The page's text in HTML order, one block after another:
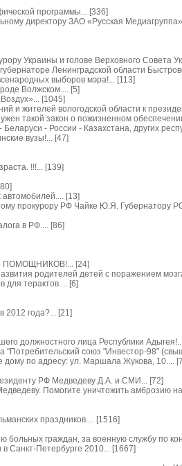
программы... [336]
директору ЗАО «Русская
Украины и голове Верховного Совета
Ленинградской области
выборов мэра!... [113]
Волжском.... [5]
[1045]
и жителей вологодской области к
такой закон о пожизненном
- России - Казахстана, других
вузы!... [47]
!!!... [139]
автомобилей.... [13]
прокурору РФ Чайке Ю.Я. Губернатору
в РФ.... [86]
ПОМОЩНИКОВ!... [24]
родителей детей с поражением
для терактов.... [6]
2012 года?... [21]
должностного лица Республики
"Потребительский союз "Инвестор-98"
дому по адресу: ул. Маршала Жукова, 10....
РФ Медведеву Д.А. и СМИ... [72]
Помогите уничтожить амброзию на
праздников.... [1516]
граждан, за военную службу по
Санкт-Петербурге 2010... [1667]